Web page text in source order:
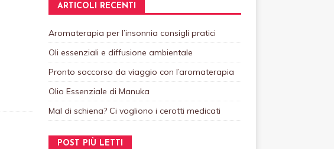
ARTICOLI RECENTI
Aromaterapia per l’insonnia consigli pratici
Oli essenziali e diffusione ambientale
Pronto soccorso da viaggio con l’aromaterapia
Olio Essenziale di Manuka
Mal di schiena? Ci vogliono i cerotti medicati
POST PIÙ LETTI